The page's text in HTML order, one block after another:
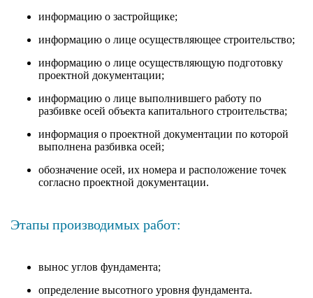
информацию о застройщике;
информацию о лице осуществляющее строительство;
информацию о лице осуществляющую подготовку
проектной документации;
информацию о лице выполнившего работу по
разбивке осей объекта капитального строительства;
информация о проектной документации по которой
выполнена разбивка осей;
обозначение осей, их номера и расположение точек
согласно проектной документации.
Этапы производимых работ:
вынос углов фундамента;
определение высотного уровня фундамента.